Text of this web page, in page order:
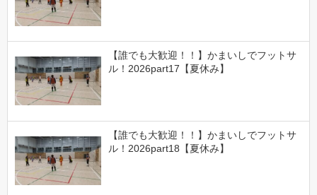
【誰でも大歓迎！！】かまいしでフットサ
ル！2026part17【夏休み】
【誰でも大歓迎！！】かまいしでフットサ
ル！2026part18【夏休み】